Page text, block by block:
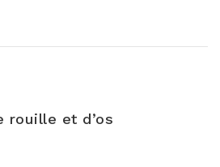
rouille et d’os